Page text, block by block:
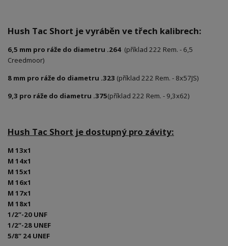
Hush Tac Short je vyráběn ve třech kalibrech:
6,5 mm pro ráže do diametru .264 (příklad 222 Rem. - 6,5
Creedmoor)
8 mm pro ráže do diametru .323 (příklad 222 Rem. - 8x57JS)
9,3 pro ráže do diametru .375(příklad 222 Rem. - 9,3x62)
Hush Tac Short je dostupný pro závity:
M 13x1
M 14x1
M 15x1
M 16x1
M 17x1
M 18x1
1/2”-20 UNF
1/2”-28 UNEF
5/8” 24 UNEF